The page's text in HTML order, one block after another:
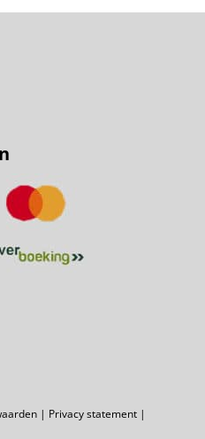
| Privacy statement |